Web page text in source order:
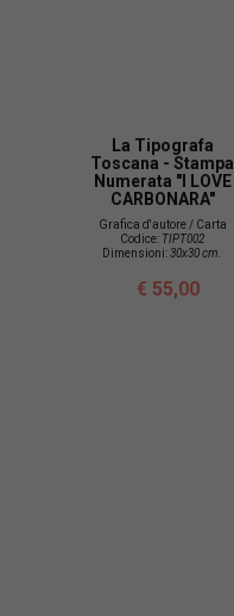
La Tipografa
Toscana - Stampa
Numerata "I LOVE
CARBONARA"
Grafica d'autore / Carta
Codice: TIPT002
Dimensioni:30x30 cm.
€ 55,00